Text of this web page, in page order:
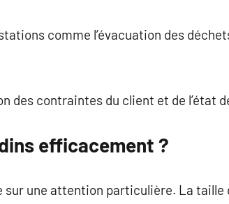
comme l’évacuation des
des contraintes du client et de l’état
efficacement ?
sur une attention particulière. La